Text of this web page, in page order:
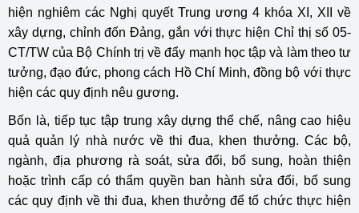
hiện nghiêm các Nghị quyết Trung ương 4 khóa XI, XII về
xây dựng, chỉnh đốn Đảng, gắn với thực hiện Chỉ thị số 05-
CT/TW của Bộ Chính trị về đẩy mạnh học tập và làm theo tư
tưởng, đạo đức, phong cách Hồ Chí Minh, đồng bộ với thực
hiện các quy định nêu gương.
Bốn là, tiếp tục tập trung xây dựng thể chế, nâng cao hiệu
quả quản lý nhà nước về thi đua, khen thưởng. Các bộ,
ngành, địa phương rà soát, sửa đổi, bổ sung, hoàn thiện
hoặc trình cấp có thẩm quyền ban hành sửa đổi, bổ sung
các quy định về thi đua, khen thưởng để tổ chức thực hiện